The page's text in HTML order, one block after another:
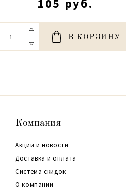
105 руб.
В КОРЗИНУ
Компания
Акции и новости
Доставка и оплата
Система скидок
О компании